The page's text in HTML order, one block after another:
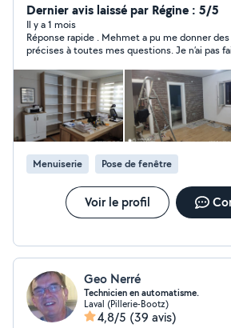
Dernier avis laissé par Régine : 5/5
Il y a 1 mois
Réponse rapide . Mehmet a pu me donner
précises à toutes mes questions. Je n’ai pas
malheureusement Leroy Merlin ne peut pas la
cotes sont trop petites par rapport à leur
sur mesure.
Menuiserie Pose de fenêtre
Voir le profil
Geo Nerré
Technicien en automatisme.
Laval (Pillerie-Bootz)
4,8/5 (39 avis)